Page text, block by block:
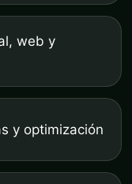
web y
y optimización